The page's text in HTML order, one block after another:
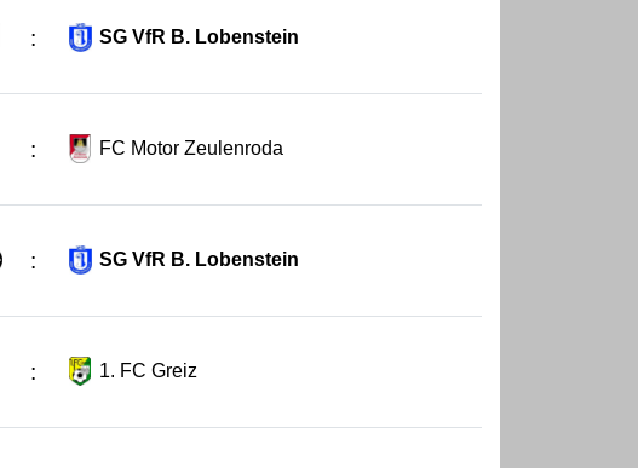
: SG VfR B. Lobenstein
: FC Motor Zeulenroda
: SG VfR B. Lobenstein
: 1. FC Greiz